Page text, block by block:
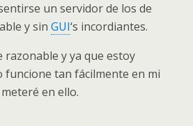
un servidor de los de
y sin GUI‘s incordiantes.
y ya que estoy
funcione tan fácilmente en mi
en ello.